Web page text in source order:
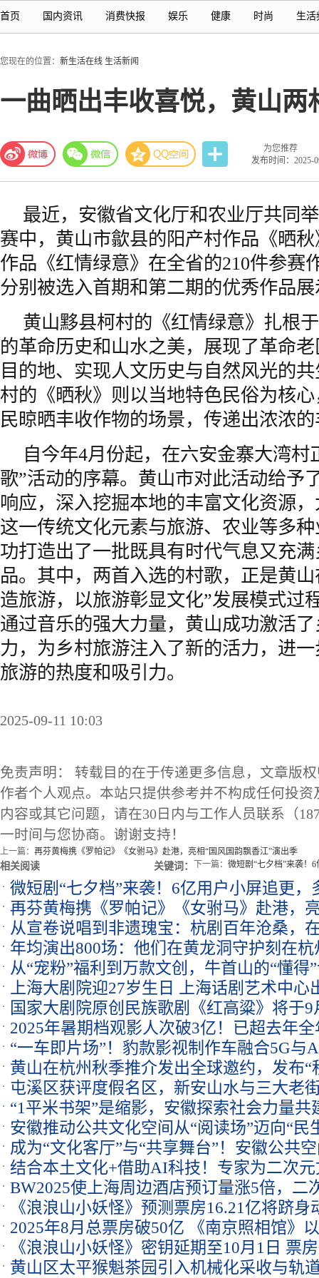
首页 国内资讯 消费快报 娱乐 健康 时尚 生活
您现在的位置： 新生活在线 生活新闻
一曲晒出丰收喜悦，黄山
为您推荐
发布时间：2025-
最近，安徽省文化厅和农业厅共同
赛中，黄山市歙县的阳产村作品《晒
作品《红情绿意》在全省的210件参赛
分别被选入首期和第二期的优秀作品
黄山黟县柯村的《红情绿意》扎根
的革命历史和山水之美，展现了革命
目的地、实现人文历史与自然风光的
村的《晒秋》则以当地特色民俗为核
民晾晒丰收作物的场景，传递出浓浓
自今年4月份起，在六安金寨大湾村
歌”活动的序幕。黄山市对此活动给予
响应，深入挖掘本地的丰富文化资源
这一传统文化元素与旅游、农业等多
功打造出了一批既具有时代气息又充
品。其中，两首入选的村歌，正是黄
造旅游，以旅游彰显文化”发展模式过
通过音乐的强大力量，黄山成功激活
力，为乡村旅游注入了新的活力，进
旅游的热度和吸引力。
2025-09-11 10:03
免责声明： 转载目的在于传递更多信息，文章版
作者个人观点。本站只提供参考并不构成任何投
内容或其它问题，请在30日内与工作人员联系（
一时间与您协商。谢谢支持！
上一篇： 再芬黄梅携《罗帕记》《女驸马》赴港，亮相“国风国韵飘香江”演出季
下一篇： 微短剧“七夕档”来袭！
相关阅读 关键词：
微短剧“七夕档”来袭！6亿用户小屏追更
线再芬黄梅携《罗帕记》《女驸马》赴港，
演出季
从宣卷说唱到非遗瑰宝：杭剧百年沧桑，
响年均演出800场：他们在黄龙洞守护刻在
从“宠粉”福利到万款文创，牛首山的“懂得
山间上海大剧院迎27岁生日 上海话剧艺术中心
死》开票即售罄
国家大剧院原创民族歌剧《红高粱》将于9
来世界首演
2025年暑期档观影人次破3亿！已超去年
112.44亿元
“一车即片场”！豹款影视制作车融合5G与
国际认可
黄山在杭州秋季推介发出全球邀约，发布“
屯溪区获评度假名区，新安山水与三大老
“1平米书架”是缩影，安徽探索社会力量
新路
安徽推动公共文化空间从“阅读场”迈向“民
生活
成为“文化客厅”与“共享舞台”！安徽公共
脉搏
结合本土文化+借助AI科技！专家为二次
方”
BW2025使上海周边酒店预订量涨5倍，二
《浪浪山小妖怪》预测票房16.21亿将跻身
2025年8月总票房破50亿 《南京照相馆》
《浪浪山小妖怪》密钥延期至10月1日 票
影史二维动画冠军
黄山区太平猴魁茶园引入机械化采收与轨